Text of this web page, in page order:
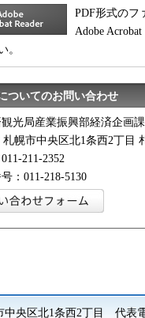
PDF形式のフ
Adobe
。
ついてのお問い合わせ
光局産業振興部経済企画課
札幌市中央区北1条西2丁目
211-2352
：011-218-5130
中央区北1条西2丁目 代表